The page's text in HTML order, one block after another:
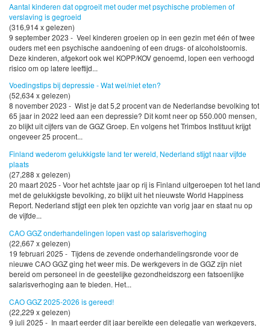
Aantal kinderen dat opgroeit met ouder met psychische problemen of
verslaving is gegroeid
(316,914 x gelezen)
9 september 2023 - Veel kinderen groeien op in een gezin met één of twee
ouders met een psychische aandoening of een drugs- of alcoholstoornis.
Deze kinderen, afgekort ook wel KOPP/KOV genoemd, lopen een verhoogd
risico om op latere leeftijd...
Voedingstips bij depressie - Wat wel/niet eten?
(52,634 x gelezen)
8 november 2023 - Wist je dat 5,2 procent van de Nederlandse bevolking tot
65 jaar in 2022 leed aan een depressie? Dit komt neer op 550.000 mensen,
zo blijkt uit cijfers van de GGZ Groep. En volgens het Trimbos Instituut krijgt
ongeveer 25 procent...
Finland wederom gelukkigste land ter wereld, Nederland stijgt naar vijfde
plaats
(27,288 x gelezen)
20 maart 2025 - Voor het achtste jaar op rij is Finland uitgeroepen tot het land
met de gelukkigste bevolking, zo blijkt uit het nieuwste World Happiness
Report. Nederland stijgt een plek ten opzichte van vorig jaar en staat nu op
de vijfde...
CAO GGZ onderhandelingen lopen vast op salarisverhoging
(22,667 x gelezen)
19 februari 2025 - Tijdens de zevende onderhandelingsronde voor de
nieuwe CAO GGZ ging het weer mis. De werkgevers in de GGZ zijn niet
bereid om personeel in de geestelijke gezondheidszorg een fatsoenlijke
salarisverhoging aan te bieden. Het...
CAO GGZ 2025-2026 is gereed!
(22,229 x gelezen)
9 juli 2025 - In maart eerder dit jaar bereikte een delegatie van werkgevers,